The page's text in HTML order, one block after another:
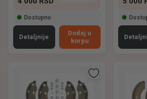
Dostupno
Detaljnije
Dodaj u
korpu